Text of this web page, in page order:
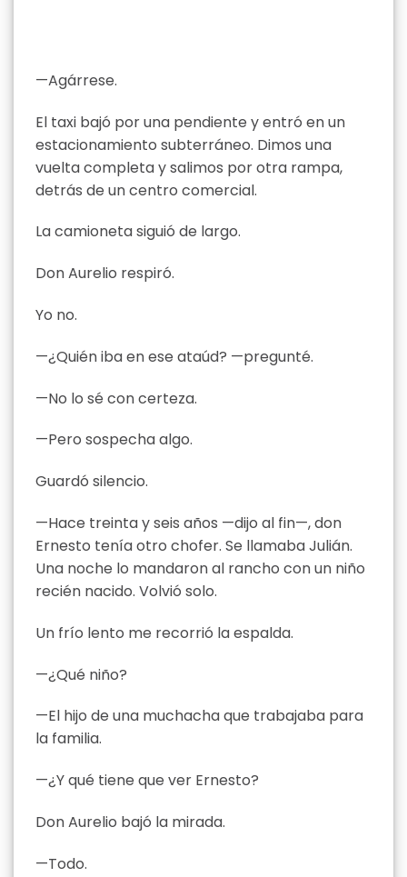
—Agárrese.
El taxi bajó por una pendiente y entró en un
estacionamiento subterráneo. Dimos una
vuelta completa y salimos por otra rampa,
detrás de un centro comercial.
La camioneta siguió de largo.
Don Aurelio respiró.
Yo no.
—¿Quién iba en ese ataúd? —pregunté.
—No lo sé con certeza.
—Pero sospecha algo.
Guardó silencio.
—Hace treinta y seis años —dijo al fin—, don
Ernesto tenía otro chofer. Se llamaba Julián.
Una noche lo mandaron al rancho con un niño
recién nacido. Volvió solo.
Un frío lento me recorrió la espalda.
—¿Qué niño?
—El hijo de una muchacha que trabajaba para
la familia.
—¿Y qué tiene que ver Ernesto?
Don Aurelio bajó la mirada.
—Todo.